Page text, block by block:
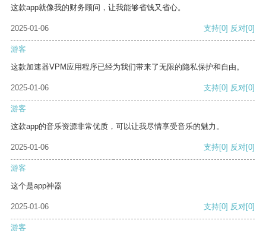
这款app就像我的财务顾问，让我能够省钱又省心。
2025-01-06 支持[0] 反对[0]
游客
这款加速器VPM应用程序已经为我们带来了无限的隐私保护和自由。
2025-01-06 支持[0] 反对[0]
游客
这款app的音乐资源非常优质，可以让我尽情享受音乐的魅力。
2025-01-06 支持[0] 反对[0]
游客
这个是app神器
2025-01-06 支持[0] 反对[0]
游客